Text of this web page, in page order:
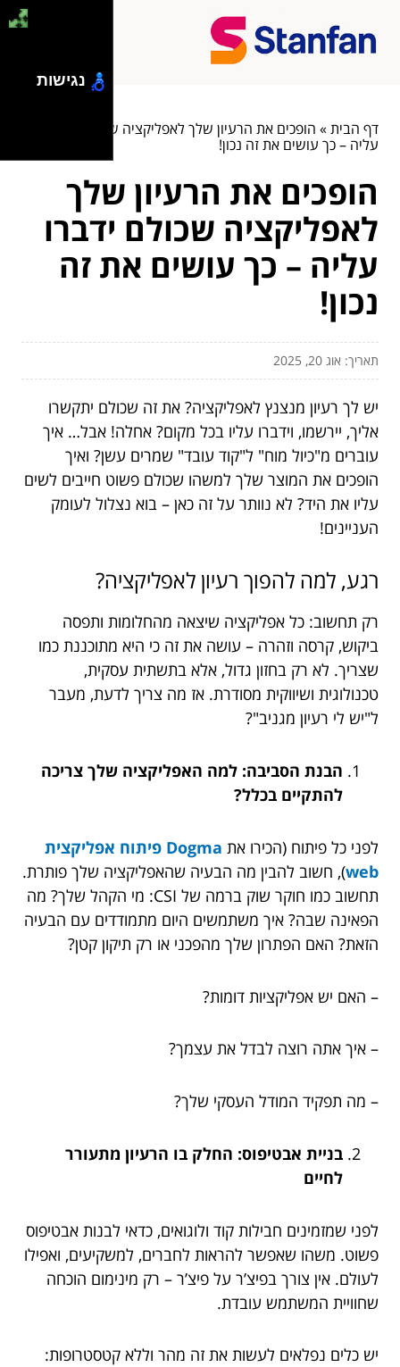
דף הבית» הופכים את הרעיון שלך לאפליקציה שכולם ידברו
עליה – כך עושים את זה נכון!
הופכים את הרעיון שלך
לאפליקציה שכולם ידברו
עליה – כך עושים את זה
נכון!
תאריך: אוג 20, 2025
יש לך רעיון מנצנץ לאפליקציה? את זה שכולם יתקשרו
אליך, יירשמו, וידברו עליו בכל מקום? אחלה! אבל… איך
עוברים מ"כיול מוח" ל"קוד עובד" שמרים עשן? ואיך
הופכים את המוצר שלך למשהו שכולם פשוט חייבים לשים
עליו את היד? לא נוותר על זה כאן – בוא נצלול לעומק
העניינים!
רגע, למה להפוך רעיון לאפליקציה?
רק תחשוב: כל אפליקציה שיצאה מהחלומות ותפסה
ביקוש, קרסה וזהרה – עושה את זה כי היא מתוכננת כמו
שצריך. לא רק בחזון גדול, אלא בתשתית עסקית,
טכנולוגית ושיווקית מסודרת. אז מה צריך לדעת, מעבר
ל"יש לי רעיון מגניב"?
הבנת הסביבה: למה האפליקציה שלך צריכה
להתקיים בכלל?
לפני כל פיתוח (הכירו את
Dogma פיתוח אפליקצית
web
), חשוב להבין מה הבעיה שהאפליקציה שלך פותרת.
תחשוב כמו חוקר שוק ברמה של CSI: מי הקהל שלך? מה
הפאינה שבה? איך משתמשים היום מתמודדים עם הבעיה
הזאת? האם הפתרון שלך מהפכני או רק תיקון קטן?
– האם יש אפליקציות דומות?
– איך אתה רוצה לבדל את עצמך?
– מה תפקיד המודל העסקי שלך?
בניית אבטיפוס: החלק בו הרעיון מתעורר
לחיים
לפני שמזמינים חבילות קוד ולוגואים, כדאי לבנות אבטיפוס
פשוט. משהו שאפשר להראות לחברים, למשקיעים, ואפילו
לעולם. אין צורך בפיצ’ר על פיצ’ר – רק מינימום הוכחה
שחוויית המשתמש עובדת.
יש כלים נפלאים לעשות את זה מהר וללא קטסטרופות:
נגישות